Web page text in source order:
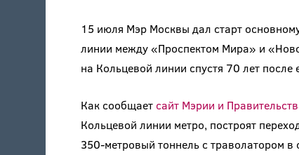
15 июля Мэр Москвы дал старт
линии между «Проспектом Мира» и
на Кольцевой линии спустя 70 лет
Как сообщает сайт Мэрии и
Кольцевой линии метро, построят
350-метровый тоннель с траволатором